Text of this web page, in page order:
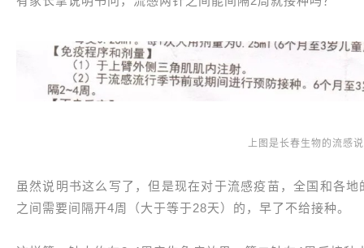
上图是长春生物的流感
虽然说明书这么写了，但是现在对于流感疫苗，全国和各
之间需要间隔开4周（大于等于28天）的，早了不给接种。